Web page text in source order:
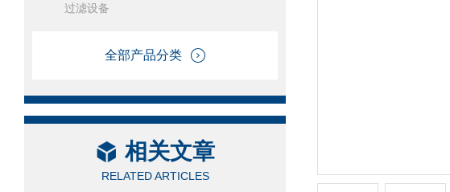
过滤设备
全部产品分类
相关文章
RELATED ARTICLES